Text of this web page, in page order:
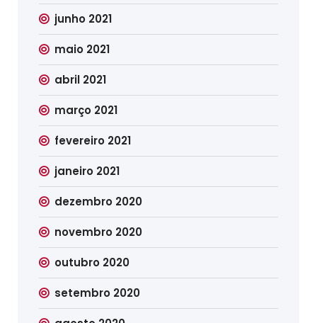
junho 2021
maio 2021
abril 2021
março 2021
fevereiro 2021
janeiro 2021
dezembro 2020
novembro 2020
outubro 2020
setembro 2020